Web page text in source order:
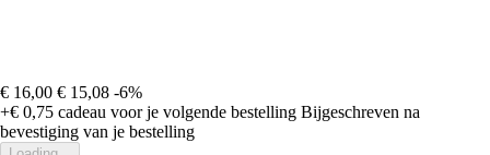
€ 16,00 € 15,08 -6%
+€ 0,75 cadeau voor je volgende bestelling Bijgeschreven na
bevestiging van je bestelling